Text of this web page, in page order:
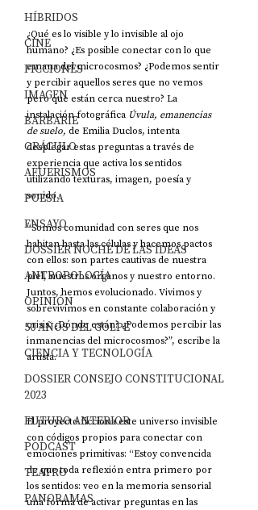
HÍBRIDOS
CINE
FICCIONES
IMAGEN
BARBARIE
ORÁCULO
AFUERISMOS
POESÍA
ENSAYO
DOSSIER NOCHE DE LAS IDEAS
ANTROPOLOGÍA
OPINIÓN
50 AÑOS DEL GOLPE
CIENCIA Y TECNOLOGÍA
DOSSIER CONSEJO CONSTITUCIONAL
2023
FUTURO ANTERIOR
PODCAST
TEATRO
PANORAMAS
¿Qué es lo visible y lo invisible al ojo
humano? ¿Es posible conectar con lo que
emana del microcosmos? ¿Podemos sentir
y percibir aquellos seres que no vemos
pero que están cerca nuestro? La
instalación fotográfica Úvula, emanencias
de suelo, de Emilia Duclos, intenta
desplegar estas preguntas a través de
experiencia que activa los sentidos
utilizando texturas, imagen, poesía y
sonido.
“Somos comunidad con seres que nos
habitan hasta las células y hacemos pactos
con ellos: son partes cautivas de nuestra
piel, nuestros órganos y nuestro entorno.
Juntos, hemos evolucionado. Vivimos y
sobrevivimos en constante colaboración y
crisis. ¿Dónde están? ¿Podemos percibir las
inmanencias del microcosmos?”, escribe la
artista.
El proyecto ficciona este universo invisible
con códigos propios para conectar con
emociones primitivas: “Estoy convencida
de que toda reflexión entra primero por
los sentidos: veo en la memoria sensorial
una forma de activar preguntas en las